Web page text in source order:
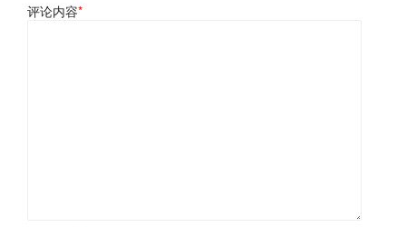
评论内容*